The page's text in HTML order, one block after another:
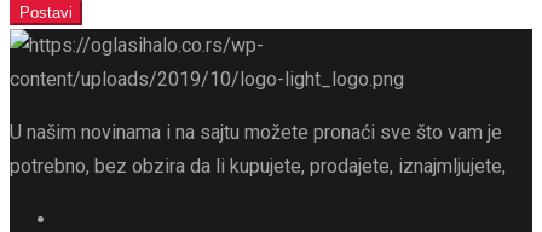
Postavi
U našim novinama i na sajtu možete pronaći sve što vam je
potrebno, bez obzira da li kupujete, prodajete, iznajmljujete,